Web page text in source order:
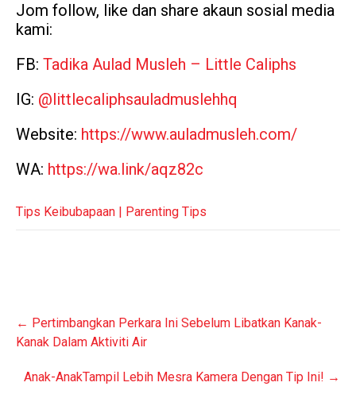
Jom follow, like dan share akaun sosial media
kami:
FB: Tadika Aulad Musleh – Little Caliphs
IG: @littlecaliphsauladmuslehhq
Website: https://www.auladmusleh.com/
WA: https://wa.link/aqz82c
Tips Keibubapaan | Parenting Tips
Post
navigation
← Pertimbangkan Perkara Ini Sebelum Libatkan Kanak-
Kanak Dalam Aktiviti Air
Anak-AnakTampil Lebih Mesra Kamera Dengan Tip Ini! →